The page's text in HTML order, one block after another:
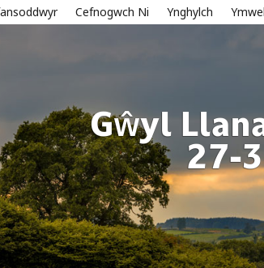
Cefnogwch Ni Ynghylch
Gŵyl
27-